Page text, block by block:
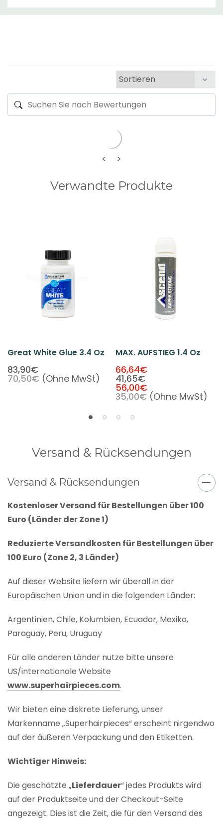
< >
Verwandte Produkte
Great White Glue 3.4 Oz
83,90€
70,50€ (Ohne MwSt)
MAX. AUFSTIEG 1.4 Oz
66,64€
41,65€
56,00€
35,00€ (Ohne MwSt)
Versand & Rücksendungen
Versand & Rücksendungen
Kostenloser Versand für Bestellungen über 100
Euro (Länder der Zone 1)
Reduzierte Versandkosten für Bestellungen über
100 Euro (Zone 2, 3 Länder)
Auf dieser Website liefern wir überall in der
Europäischen Union und in die folgenden Länder:
Argentinien, Chile, Kolumbien, Ecuador, Mexiko,
Paraguay, Peru, Uruguay
Für alle anderen Länder nutze bitte unsere
US/internationale Website
www.superhairpieces.com.
Wir bieten eine diskrete Lieferung, unser
Markenname „Superhairpieces“ erscheint nirgendwo
auf der äußeren Verpackung und den Etiketten.
Wichtiger Hinweis:
Die geschätzte „Lieferdauer“ jedes Produkts wird
auf der Produktseite und der Checkout-Seite
angezeigt. Dies ist die Zeit, die für den Versand des